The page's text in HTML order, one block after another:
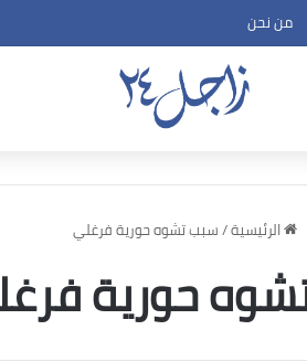
من نحن
الرئيسية/سبب تشوه حورية فرغلي
حورية